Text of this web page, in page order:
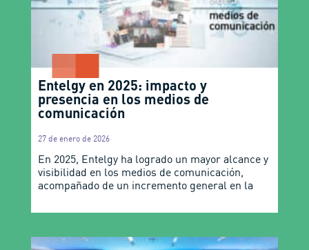
Entelgy en 2025: impacto y
presencia en los medios de
comunicación
27 de enero de 2026
En 2025, Entelgy ha logrado un mayor alcance y
visibilidad en los medios de comunicación,
acompañado de un incremento general en la